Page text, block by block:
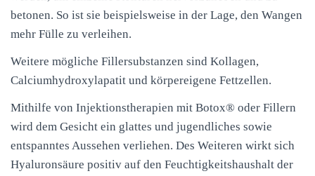
betonen. So ist sie beispielsweise in der Lage, den Wangen
mehr Fülle zu verleihen.
Weitere mögliche Fillersubstanzen sind Kollagen,
Calciumhydroxylapatit und körpereigene Fettzellen.
Mithilfe von Injektionstherapien mit Botox® oder Fillern
wird dem Gesicht ein glattes und jugendliches sowie
entspanntes Aussehen verliehen. Des Weiteren wirkt sich
Hyaluronsäure positiv auf den Feuchtigkeitshaushalt der